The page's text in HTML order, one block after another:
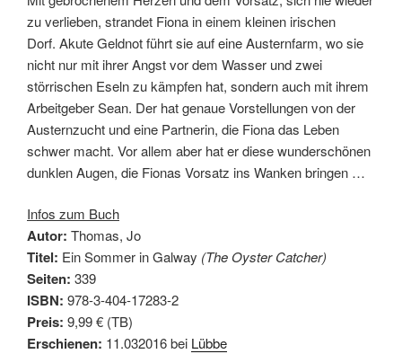
zu verlieben, strandet Fiona in einem kleinen irischen
Dorf. Akute Geldnot führt sie auf eine Austernfarm, wo sie
nicht nur mit ihrer Angst vor dem Wasser und zwei
störrischen Eseln zu kämpfen hat, sondern auch mit ihrem
Arbeitgeber Sean. Der hat genaue Vorstellungen von der
Austernzucht und eine Partnerin, die Fiona das Leben
schwer macht. Vor allem aber hat er diese wunderschönen
dunklen Augen, die Fionas Vorsatz ins Wanken bringen …
Infos zum Buch
Autor: Thomas, Jo
Titel: Ein Sommer in Galway (The Oyster Catcher)
Seiten: 339
ISBN: 978-3-404-17283-2
Preis: 9,99 € (TB)
Erschienen: 11.032016 bei Lübbe